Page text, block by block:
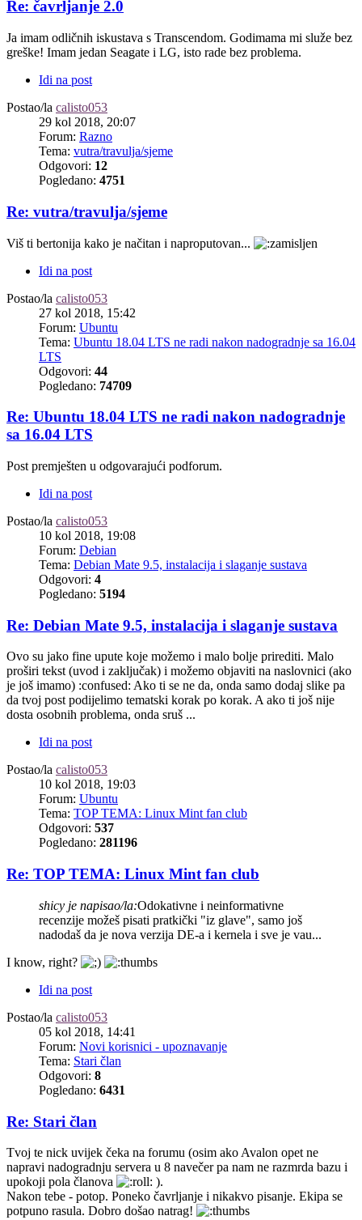
Re: čavrljanje 2.0
Ja imam odličnih iskustava s Transcendom. Godimama mi služe bez
greške! Imam jedan Seagate i LG, isto rade bez problema.
Idi na post
Postao/la calisto053
29 kol 2018, 20:07
Forum: Razno
Tema: vutra/travulja/sjeme
Odgovori: 12
Pogledano: 4751
Re: vutra/travulja/sjeme
Viš ti bertonija kako je načitan i naproputovan...
Idi na post
Postao/la calisto053
27 kol 2018, 15:42
Forum: Ubuntu
Tema: Ubuntu 18.04 LTS ne radi nakon nadogradnje sa 16.04
LTS
Odgovori: 44
Pogledano: 74709
Re: Ubuntu 18.04 LTS ne radi nakon nadogradnje
sa 16.04 LTS
Post premješten u odgovarajući podforum.
Idi na post
Postao/la calisto053
10 kol 2018, 19:08
Forum: Debian
Tema: Debian Mate 9.5, instalacija i slaganje sustava
Odgovori: 4
Pogledano: 5194
Re: Debian Mate 9.5, instalacija i slaganje sustava
Ovo su jako fine upute koje možemo i malo bolje prirediti. Malo
proširi tekst (uvod i zaključak) i možemo objaviti na naslovnici (ako
je još imamo) :confused: Ako ti se ne da, onda samo dodaj slike pa
da tvoj post podijelimo tematski korak po korak. A ako ti još nije
dosta osobnih problema, onda sruš ...
Idi na post
Postao/la calisto053
10 kol 2018, 19:03
Forum: Ubuntu
Tema: TOP TEMA: Linux Mint fan club
Odgovori: 537
Pogledano: 281196
Re: TOP TEMA: Linux Mint fan club
shicy je napisao/la:Odokativne i neinformativne
recenzije možeš pisati pratkički "iz glave", samo još
nadodaš da je nova verzija DE-a i kernela i sve je vau...
I know, right?
Idi na post
Postao/la calisto053
05 kol 2018, 14:41
Forum: Novi korisnici - upoznavanje
Tema: Stari član
Odgovori: 8
Pogledano: 6431
Re: Stari član
Tvoj te nick uvijek čeka na forumu (osim ako Avalon opet ne
napravi nadogradnju servera u 8 navečer pa nam ne razmrda bazu i
upokoji pola članova
).
Nakon tebe - potop. Poneko čavrljanje i nikakvo pisanje. Ekipa se
potpuno rasula. Dobro došao natrag!